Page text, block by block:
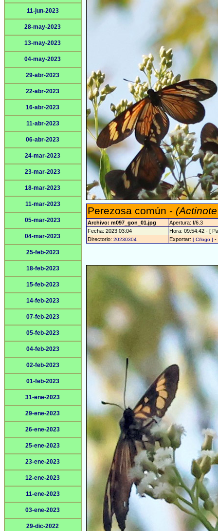
11-jun-2023
28-may-2023
13-may-2023
04-may-2023
29-abr-2023
22-abr-2023
16-abr-2023
11-abr-2023
06-abr-2023
24-mar-2023
23-mar-2023
18-mar-2023
11-mar-2023
05-mar-2023
04-mar-2023
25-feb-2023
18-feb-2023
15-feb-2023
14-feb-2023
07-feb-2023
05-feb-2023
04-feb-2023
02-feb-2023
01-feb-2023
31-ene-2023
29-ene-2023
26-ene-2023
25-ene-2023
23-ene-2023
12-ene-2023
11-ene-2023
03-ene-2023
29-dic-2022
Perezosa común -
Archivo: m097_gon_01.jpg
Apertura: f/6.3
Fecha: 2023:03:04
Hora: 09:54:42 - [
Directorio: 20230304 Exportar: [ C/logo ] -